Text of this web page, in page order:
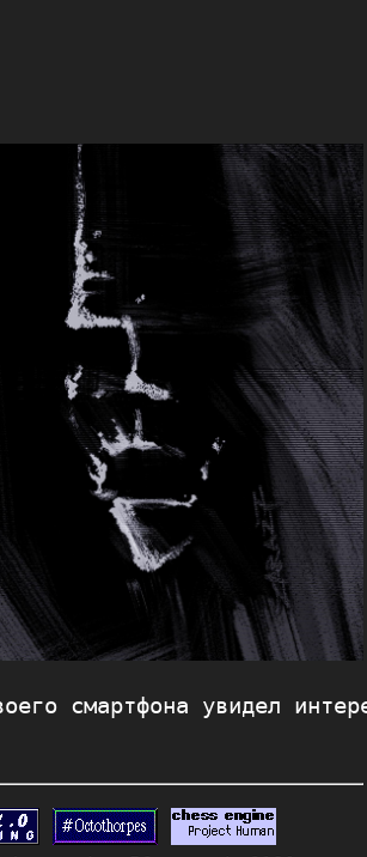
смартфона увидел